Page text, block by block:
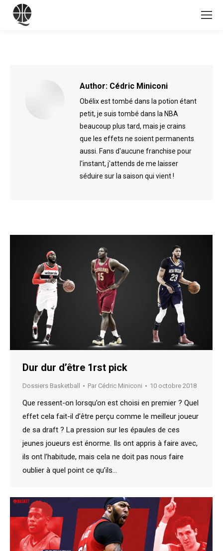
Author: Cédric Miniconi
Obélix est tombé dans la potion étant
petit, je suis tombé dans la NBA
beaucoup plus tard, mais je crains
que les effets ne soient permanents
aussi. Fans d'aucune franchise pour
l'instant, j'attends de me laisser
séduire sur la saison qui vient !
Dur dur d’être 1rst pick
Dossiers Basketball Par Cédric Miniconi 10 octobre 2018
Que ressent-on lorsqu’on est choisi en premier ? Quel
effet cela fait-il d’être perçu comme le meilleur joueur
de sa draft ? La pression sur les épaules de ces
jeunes joueurs est énorme. Ils ont appris à faire avec,
ils ont l’habitude, mais cela ne doit pas nous faire
oublier à quel point ce qu’ils…